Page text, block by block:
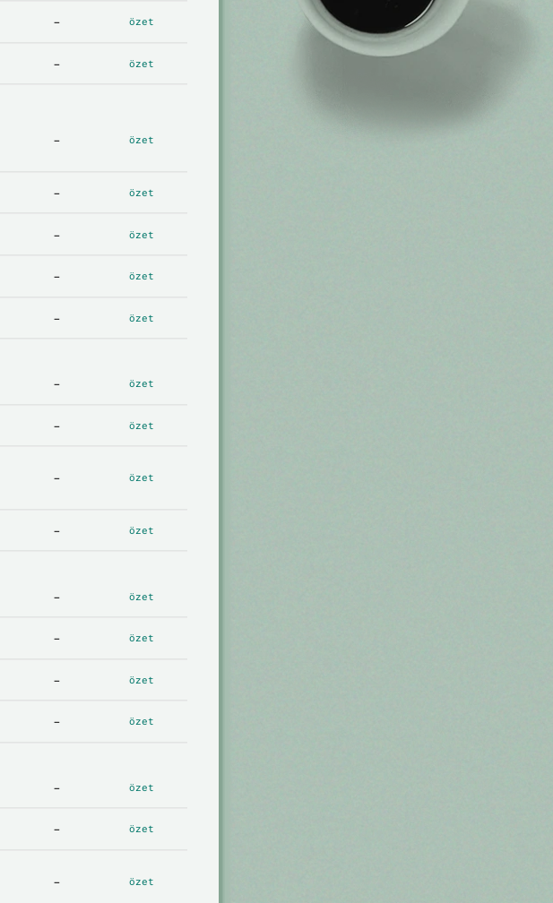
- özet
- özet
- özet
- özet
- özet
- özet
- özet
- özet
- özet
- özet
- özet
- özet
- özet
- özet
- özet
- özet
- özet
- özet